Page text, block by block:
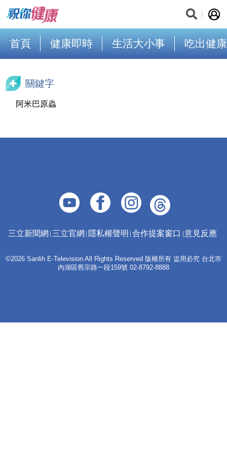
首頁 健康即時 生活大小事 吃出健康
關鍵字
阿米巴原蟲
三立新聞網 三立官網 隱私權聲明 合作提案窗口 意見反應
©2026 Sanlih E-Television All Rights Reserved 版權所有 盜用必究 台北市
內湖區舊宗路一段159號 02-8792-8888